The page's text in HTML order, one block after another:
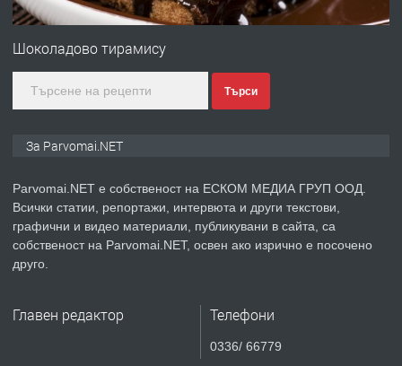
ПРЕДЛАГА
Първи поход "По стъпките на Ангел
преди 1 година
ПРЕДЛАГА Уроци по Математика
Шоколадово тирамису
Търси
За Parvomai.NET
Parvomai.NET е собственост на ЕСКОМ МЕДИА ГРУП ООД.
Всички статии, репортажи, интервюта и други текстови,
графични и видео материали, публикувани в сайта, са
собственост на Parvomai.NET, освен ако изрично е посочено
друго.
Главен редактор Телефони
0336/ 66779